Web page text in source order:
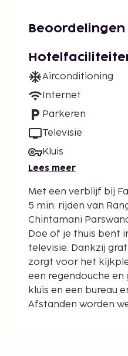
Beoordelingen
Airconditioning
Internet
Parkeren
Televisie
Kluis
Lees meer
Met een verblijf bij
5 min. rijden van Rang Upavan en
Chintamani
Doe of je thuis bent
televisie. Dankzij
zorgt voor het
een regendouche
kluis en een bureau
Afstanden worden